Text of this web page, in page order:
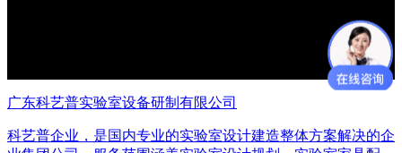
广东科艺普实验室设备研制有限公司
科艺普企业，是国内专业的实验室设计建造整体方案解决的企